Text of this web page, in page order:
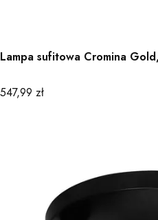
Lampa sufitowa Cromina
Cena
547,99 zł